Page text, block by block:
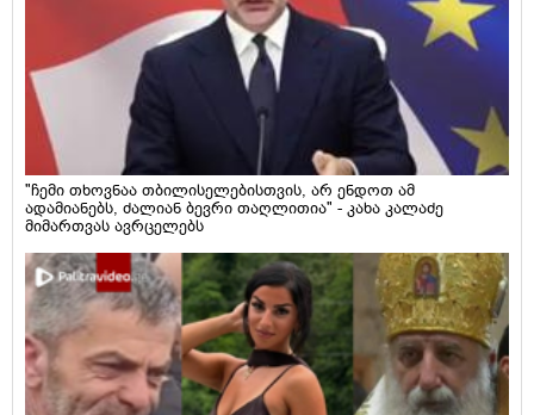
"ჩემი თხოვნაა თბილისელებისთვის, არ ენდოთ ამ
ადამიანებს, ძალიან ბევრი თაღლითია" - კახა კალაძე
მიმართვას ავრცელებს